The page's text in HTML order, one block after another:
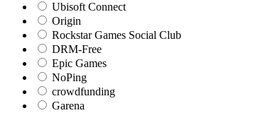
Ubisoft Connect
Origin
Rockstar Games Social Club
DRM-Free
Epic Games
NoPing
crowdfunding
Garena